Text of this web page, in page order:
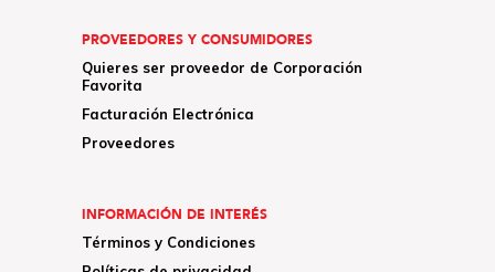
PROVEEDORES Y CONSUMIDORES
Quieres ser proveedor de Corporación
Favorita
Facturación Electrónica
Proveedores
INFORMACIÓN DE INTERÉS
Términos y Condiciones